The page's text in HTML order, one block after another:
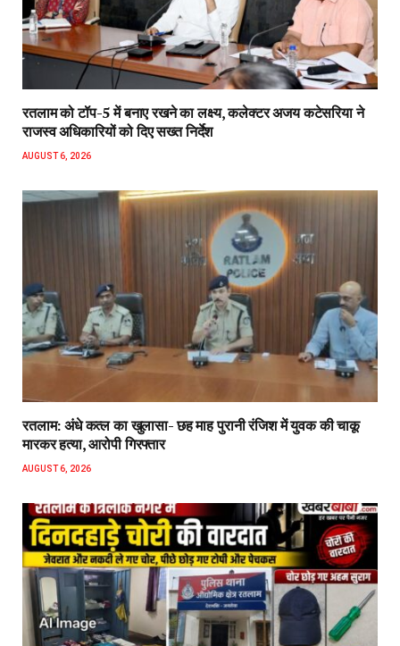
रतलाम को टॉप-5 में बनाए रखने का लक्ष्य, कलेक्टर अजय कटेसरिया ने
राजस्व अधिकारियों को दिए सख्त निर्देश
AUGUST 6, 2026
रतलाम: अंधे कत्ल का खुलासा- छह माह पुरानी रंजिश में युवक की चाकू
मारकर हत्या, आरोपी गिरफ्तार
AUGUST 6, 2026